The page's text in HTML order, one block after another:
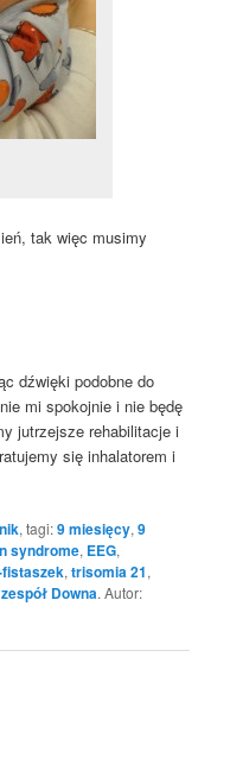
tak więc musimy
dźwięki podobne do
mi spokojnie i nie będę
jutrzejsze rehabilitacje i
się inhalatorem i
, tagi:9 miesięcy,9
syndrome, EEG,
,trisomia 21,
zespół Downa. Autor: